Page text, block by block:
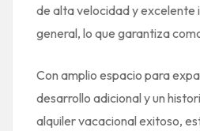
de alta velocidad y
general, lo que garantiza
Con amplio espacio para
desarrollo adicional y un
alquiler vacacional exitoso,